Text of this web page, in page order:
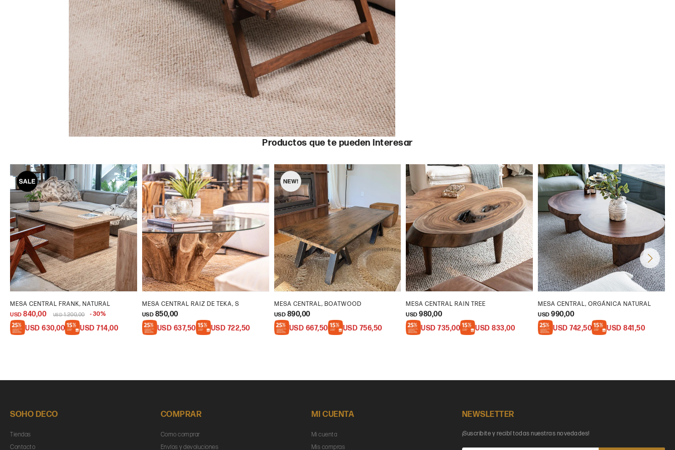
Productos que te pueden interesar
MESA CENTRAL FRANK, NATURAL
USD 840,00 USD 1.200,00 30
USD 630,00 USD 714,00
MESA CENTRAL RAIZ DE TEKA, S
USD 850,00
USD 637,50 USD 722,50
MESA CENTRAL, BOATWOOD
USD 890,00
USD 667,50 USD 756,50
MESA CENTRAL RAIN TREE
USD 980,00
USD 735,00 USD 833,00
MESA CENTRAL, ORGÁNICA NATURAL
USD 990,00
USD 742,50 USD 841,50
SOHO DECO
Tiendas
Contacto
COMPRAR
Como comprar
Envíos y devoluciones
MI CUENTA
Mi cuenta
Mis compras
NEWSLETTER
¡Suscribite y recibí todas nuestras novedades!